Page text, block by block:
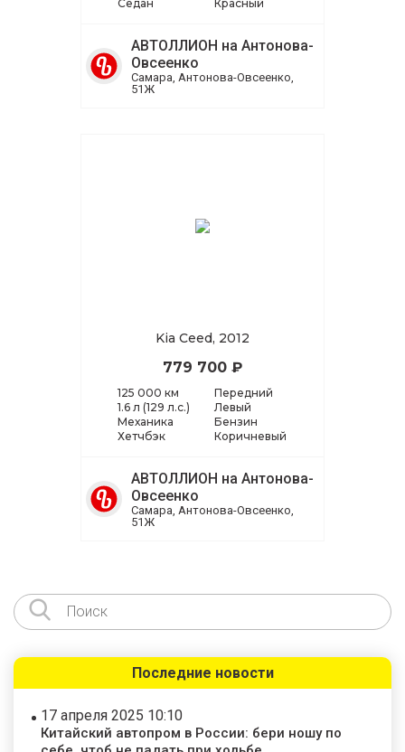
Седан Красный
АВТОЛЛИОН на Антонова-
Овсеенко
Самара, Антонова-Овсеенко,
51Ж
Kia Ceed, 2012
779 700 ₽
125 000 км
1.6 л (129 л.с.)
Механика
Хетчбэк
Передний
Левый
Бензин
Коричневый
АВТОЛЛИОН на Антонова-
Овсеенко
Самара, Антонова-Овсеенко,
51Ж
Последние новости
17 апреля 2025 10:10
Китайский автопром в России: бери ношу по